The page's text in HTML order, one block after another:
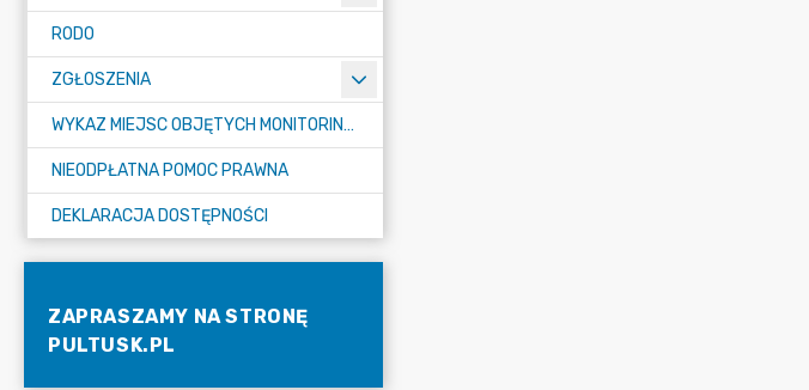
RODO
ZGŁOSZENIA
WYKAZ MIEJSC OBJĘTYCH MONITORINGIEM
NIEODPŁATNA POMOC PRAWNA
DEKLARACJA DOSTĘPNOŚCI
ZAPRASZAMY NA STRONĘ
PULTUSK.PL